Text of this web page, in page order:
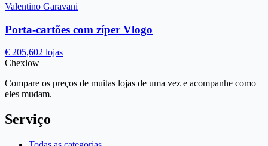
Valentino Garavani
Porta-cartões com zíper Vlogo
€ 205,602 lojas
Chexlow
Compare os preços de muitas lojas de uma vez e acompanhe como
eles mudam.
Serviço